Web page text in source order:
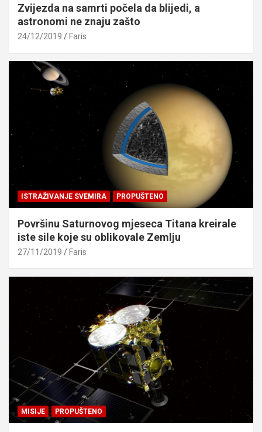
Zvijezda na samrti počela da blijedi, a
astronomi ne znaju zašto
24/12/2019 Faris
ISTRAŽIVANJE SVEMIRA PROPUŠTENO
Površinu Saturnovog mjeseca Titana kreirale
iste sile koje su oblikovale Zemlju
27/11/2019 Faris
MISIJE PROPUŠTENO